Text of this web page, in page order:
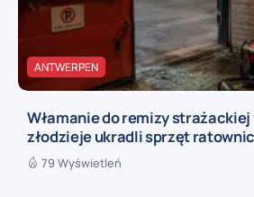
ANTWERPEN
Włamanie do remizy strażackiej
złodzieje ukradli sprzęt
79 Wyświetleń